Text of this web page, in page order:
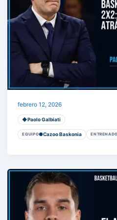
BASKONIA Y SUS
febrero 12, 2026
◆Paolo Galbiati
EQUIPO●Cazoo Baskonia